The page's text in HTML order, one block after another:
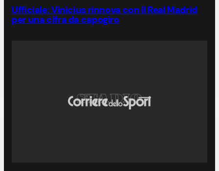
Ufficiale: Vinicius rinnova con il Real Madrid
per una cifra da capogiro